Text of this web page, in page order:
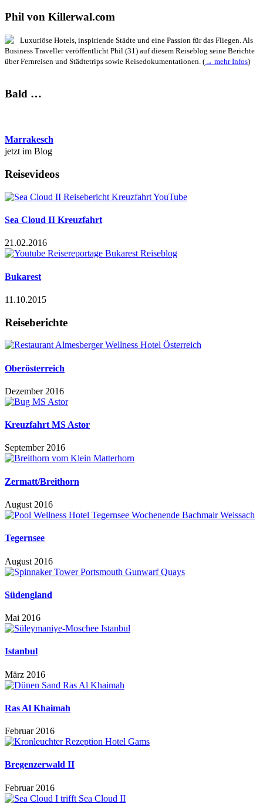
Phil von Killerwal.com
Luxuriöse Hotels, inspiriende Städte und eine Passion für das Fliegen. Als
Business Traveller veröffentlicht Phil (31) auf diesem Reiseblog seine Berichte
über Fernreisen und Städtetrips sowie Reisedokumentationen. (→ mehr Infos)
Bald …
Marrakesch
jetzt im Blog
Reisevideos
Sea Cloud II Kreuzfahrt
21.02.2016
Bukarest
11.10.2015
Reiseberichte
Oberösterreich
Dezember 2016
Kreuzfahrt MS Astor
September 2016
Zermatt/Breithorn
August 2016
Tegernsee
August 2016
Südengland
Mai 2016
Istanbul
März 2016
Ras Al Khaimah
Februar 2016
Bregenzerwald II
Februar 2016